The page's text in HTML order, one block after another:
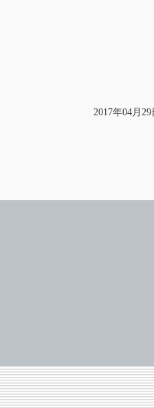
2017年04月29